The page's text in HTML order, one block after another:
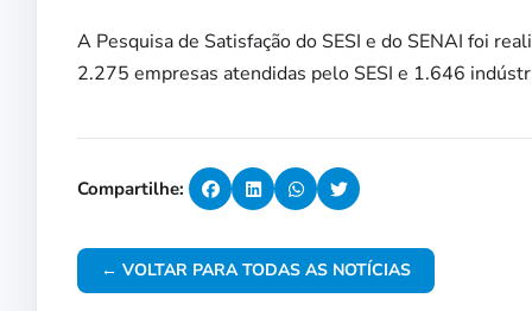
A Pesquisa de Satisfação do SESI e do SENAI foi
2.275 empresas atendidas pelo SESI e 1.646
Compartilhe:
← VOLTAR PARA TODAS AS NOTÍCIAS